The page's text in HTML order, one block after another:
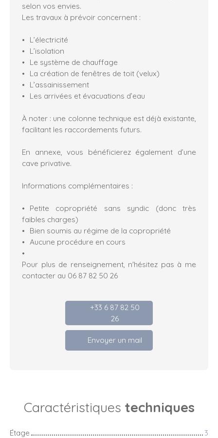
selon vos envies.
Les travaux à prévoir concernent :
L’électricité
L’isolation
Le système de chauffage
La création de fenêtres de toit (velux)
L’assainissement
Les arrivées et évacuations d’eau
À noter : une colonne technique est déjà existante,
facilitant les raccordements futurs.
En annexe, vous bénéficierez également d’une
cave privative.
Informations complémentaires :
Petite copropriété sans syndic (donc très
faibles charges)
Bien soumis au régime de la copropriété
Aucune procédure en cours
Pour plus de renseignement, n'hésitez pas à me
contacter au 06 87 82 50 26
+33 6 87 82 50
26
Envoyer un mail
Caractéristiques techniques
Étage
3